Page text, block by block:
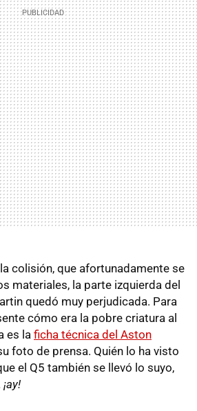
colisión, que afortunadamente se
materiales, la parte izquierda del
quedó muy perjudicada. Para
cómo era la pobre criatura al
es la ficha técnica del Aston
foto de prensa. Quién lo ha visto
el Q5 también se llevó lo suyo,
¡ay!